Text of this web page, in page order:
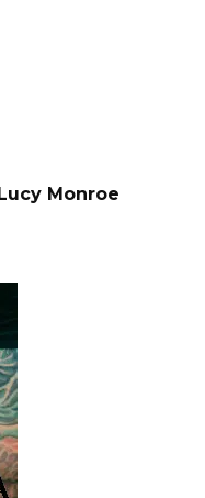
Monroe